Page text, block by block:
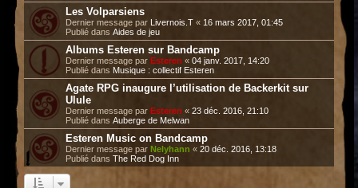
Les Volparsiens
Dernier message par Livernois.T « 16 mars 2017, 01:45
Publié dans Aides de jeu
Albums Esteren sur Bandcamp
Dernier message par Esteren « 04 janv. 2017, 14:20
Publié dans Musique : collectif Esteren
Agate RPG inaugure l’utilisation de Backerkit sur
Ulule
Dernier message par Esteren « 23 déc. 2016, 21:10
Publié dans Auberge de Melwan
Esteren Music on Bandcamp
Dernier message par Nelyhann « 20 déc. 2016, 13:18
Publié dans The Red Dog Inn